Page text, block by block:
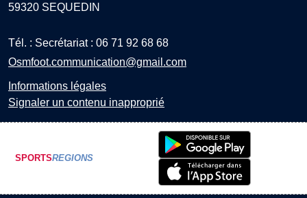
59320 SEQUEDIN
Tél. : Secrétariat : 06 71 92 68 68
Osmfoot.communication@gmail.com
Informations légales
Signaler un contenu inapproprié
SPORTSREGIONS